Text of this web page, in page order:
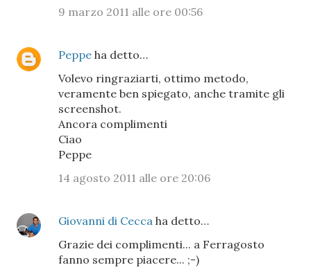
9 marzo 2011 alle ore 00:56
Peppe ha detto…
Volevo ringraziarti, ottimo metodo,
veramente ben spiegato, anche tramite gli
screenshot.
Ancora complimenti
Ciao
Peppe
14 agosto 2011 alle ore 20:06
Giovanni di Cecca ha detto…
Grazie dei complimenti... a Ferragosto
fanno sempre piacere... ;-)